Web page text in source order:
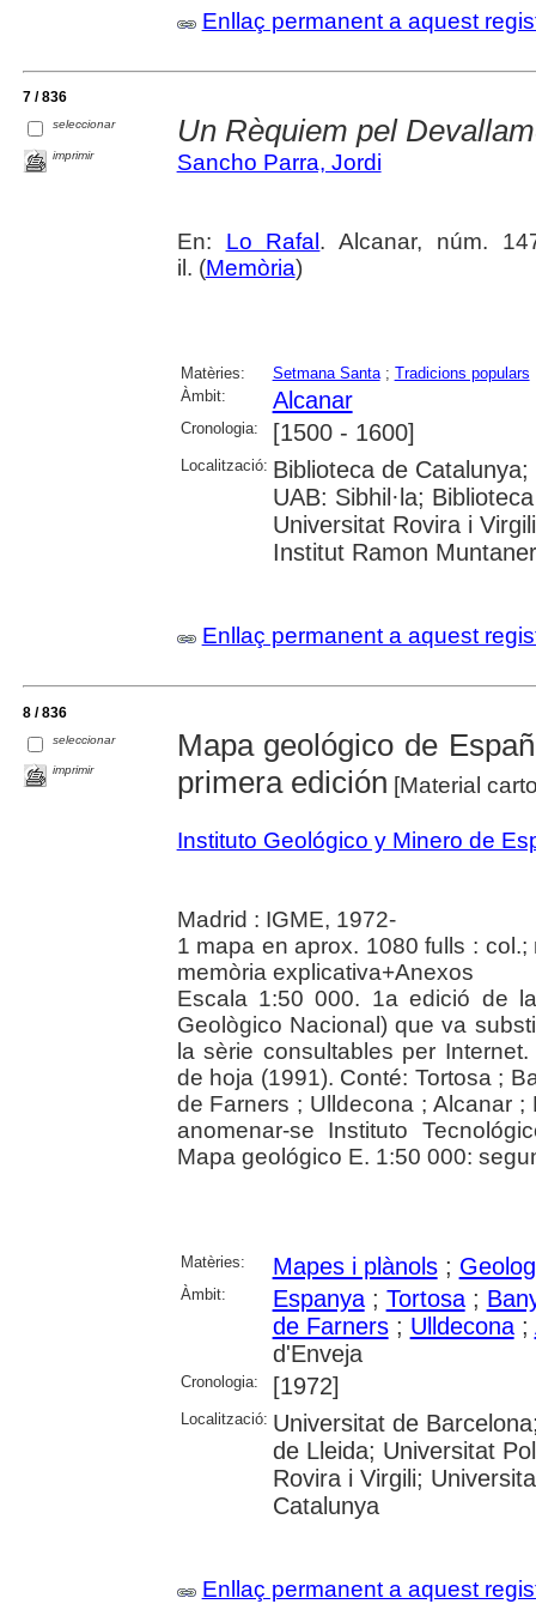
Enllaç permanent a aquest
7 / 836
seleccionar
imprimir
Un Rèquiem pel
Sancho Parra, Jordi
En: Lo Rafal. Alcanar, núm.
il. (Memòria)
Matèries: Setmana Santa; Tradicions populars
Àmbit:
Alcanar
Cronologia: [1500 - 1600]
Localització: Biblioteca de
UAB: Sibhil·la;
Universitat Rovira i
Institut Ramon Muntaner
Enllaç permanent a aquest
8 / 836
seleccionar
imprimir
Mapa geológico de
primera edición [Material
Instituto Geológico y Minero de
Madrid : IGME, 1972-
1 mapa en aprox. 1080 fulls :
memòria explicativa+Anexos
Escala 1:50 000. 1a edició de
Geològico Nacional) que va
la sèrie consultables per
de hoja (1991). Conté: Tortosa ;
de Farners ; Ulldecona ; Alcanar
anomenar-se Instituto
Mapa geológico E. 1:50 000:
Matèries: Mapes i plànols;
Àmbit: Espanya; Tortosa;
de Farners; Ulldecona;
d'Enveja
Cronologia: [1972]
Localització: Universitat de
de Lleida; Universitat
Rovira i Virgili;
Catalunya
Enllaç permanent a aquest